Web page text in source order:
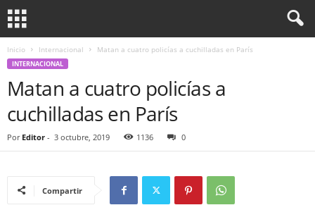
Inicio Internacional Matan a cuatro policías a cuchilladas en París
INTERNACIONAL
Matan a cuatro policías a
cuchilladas en París
Por Editor - 3 octubre, 2019 1136 0
Compartir